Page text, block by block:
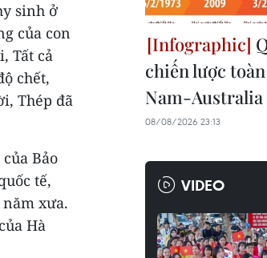
sinh ở
của con
Tất cả
chết,
Thép đã
Bảo
tế,
xưa.
Hà
chiến lược
Nam-Australia
08/08/2026 23:13
VIDEO